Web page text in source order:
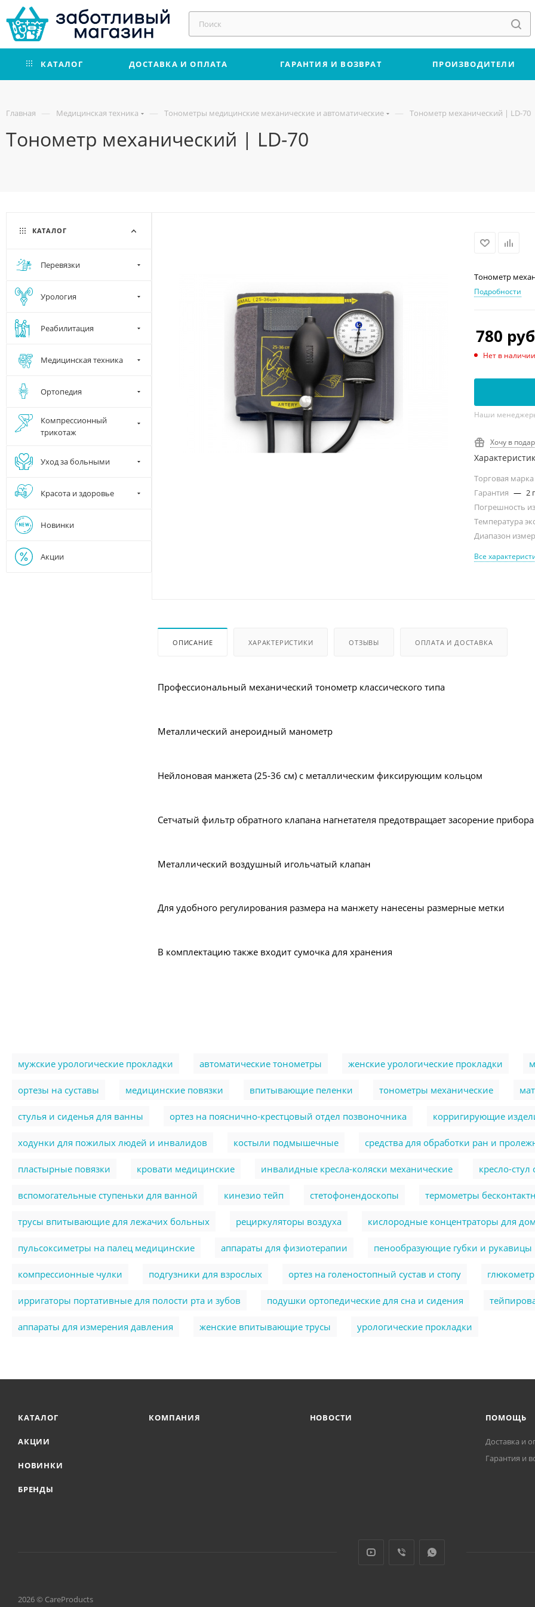
КАТАЛОГ ДОСТАВКА И ОПЛАТА ГАРАНТИЯ И ВОЗВРАТ ПРОИЗВОДИТЕЛИ
Главная — Медицинская техника — Тонометры медицинские механические и автоматические — Тонометр механический | LD-70
Тонометр механический | LD-70
Тонометр
Подробности
780
Нет в наличии
Наши менеджеры
Хочу в
Торговая марка
Гарантия — 2
Погрешность
Температура
Диапазон
Все
ОПИСАНИЕ ХАРАКТЕРИСТИКИ ОТЗЫВЫ ОПЛАТА И ДОСТАВКА
Профессиональный механический тонометр классического типа
Металлический анероидный манометр
Нейлоновая манжета (25-36 см) с металлическим фиксирующим кольцом
Сетчатый фильтр обратного клапана нагнетателя предотвращает засорение
Металлический воздушный игольчатый клапан
Для удобного регулирования размера на манжету нанесены размерные метки
В комплектацию также входит сумочка для хранения
КАТАЛОГ
Перевязки
Урология
Реабилитация
Медицинская техника
Ортопедия
Компрессионный
трикотаж
Уход за больными
Красота и здоровье
Новинки
Акции
мужские урологические прокладки автоматические тонометры женские урологические прокладки
ортезы на суставы медицинские повязки впитывающие пеленки тонометры механические
стулья и сиденья для ванны ортез на пояснично-крестцовый отдел позвоночника корригирующие
ходунки для пожилых людей и инвалидов костыли подмышечные cредства для обработки ран и
пластырные повязки кровати медицинские инвалидные кресла-коляски механические кресло-
вспомогательные ступеньки для ванной кинезио тейп стетофонендоскопы термометры
трусы впитывающие для лежачих больных рециркуляторы воздуха кислородные концентраторы для
пульсоксиметры на палец медицинские аппараты для физиотерапии пенообразующие губки и рукавицы
компрессионные чулки подгузники для взрослых ортез на голеностопный сустав и стопу
ирригаторы портативные для полости рта и зубов подушки ортопедические для сна и сидения
аппараты для измерения давления женские впитывающие трусы урологические прокладки
КАТАЛОГ
АКЦИИ
НОВИНКИ
БРЕНДЫ
КОМПАНИЯ НОВОСТИ ПОМОЩЬ
Доставка и
Гарантия и
2026 © CareProducts